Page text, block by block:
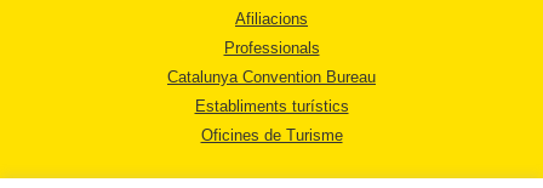
Afiliacions
Professionals
Catalunya Convention Bureau
Establiments turístics
Oficines de Turisme